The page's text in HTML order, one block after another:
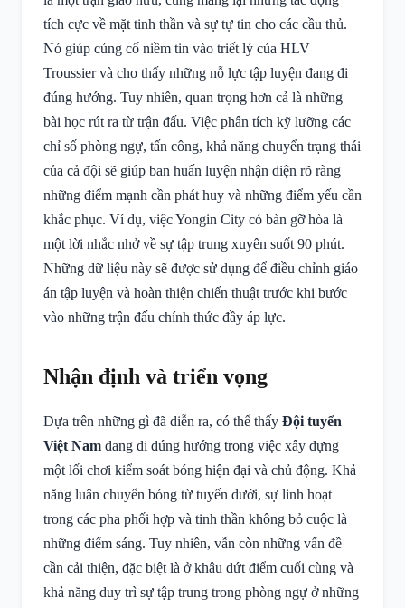
tích cực về mặt tinh thần và sự tự tin cho các cầu thủ.
Nó giúp củng cố niềm tin vào triết lý của HLV
Troussier và cho thấy những nỗ lực tập luyện đang đi
đúng hướng. Tuy nhiên, quan trọng hơn cả là những
bài học rút ra từ trận đấu. Việc phân tích kỹ lưỡng các
chỉ số phòng ngự, tấn công, khả năng chuyển trạng thái
của cả đội sẽ giúp ban huấn luyện nhận diện rõ ràng
những điểm mạnh cần phát huy và những điểm yếu cần
khắc phục. Ví dụ, việc Yongin City có bàn gỡ hòa là
một lời nhắc nhở về sự tập trung xuyên suốt 90 phút.
Những dữ liệu này sẽ được sử dụng để điều chỉnh giáo
án tập luyện và hoàn thiện chiến thuật trước khi bước
vào những trận đấu chính thức đầy áp lực.
Nhận định và triển vọng
Dựa trên những gì đã diễn ra, có thể thấy Đội tuyển
Việt Nam đang đi đúng hướng trong việc xây dựng
một lối chơi kiểm soát bóng hiện đại và chủ động. Khả
năng luân chuyển bóng từ tuyến dưới, sự linh hoạt
trong các pha phối hợp và tinh thần không bỏ cuộc là
những điểm sáng. Tuy nhiên, vẫn còn những vấn đề
cần cải thiện, đặc biệt là ở khâu dứt điểm cuối cùng và
khả năng duy trì sự tập trung trong phòng ngự ở những